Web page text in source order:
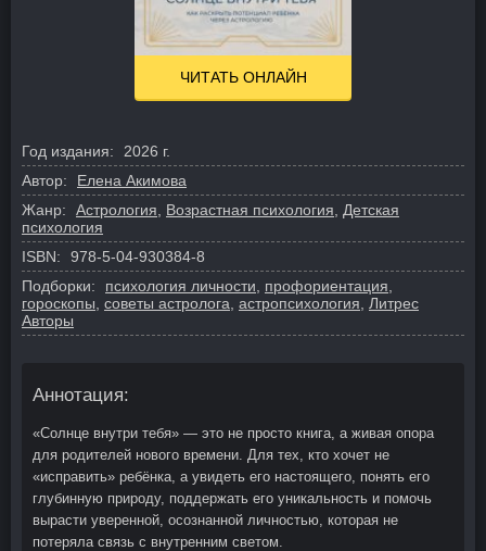
ЧИТАТЬ ОНЛАЙН
Год издания:
2026 г.
Автор:
Елена Акимова
Жанр:
Астрология Возрастная психология
Детская
психология
ISBN:
978-5-04-930384-8
Подборки:
психология личности профориентация
гороскопы советы астролога астропсихология
Литрес
Авторы
Аннотация:
«Солнце внутри тебя» — это не просто книга, а живая опора
для родителей нового времени. Для тех, кто хочет не
«исправить» ребёнка, а увидеть его настоящего, понять его
глубинную природу, поддержать его уникальность и помочь
вырасти уверенной, осознанной личностью, которая не
потеряла связь с внутренним светом.